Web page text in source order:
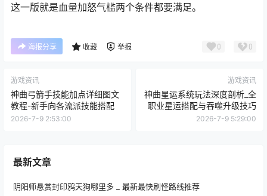
这一版就是血量加怒气槛两个条件都要满足。
海报分享 收藏 举报 0 0
游戏资讯
神曲弓箭手技能加点详细图文
教程-新手向各流派技能搭配
2026-7-9 2:53:00
游戏资讯
神曲星运系统玩法深度剖析_全
职业星运搭配与吞噬升级技巧
2026-7-9 5:29:00
最新文章
阴阳师悬赏封印鸦天狗哪里多 _ 最新最快刷怪路线推荐